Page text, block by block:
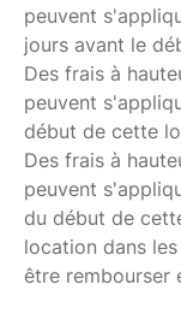
peuvent
jours avant le
Des frais à
peuvent
début de cette
Des frais à
peuvent
du début de
location dans
être rembourser